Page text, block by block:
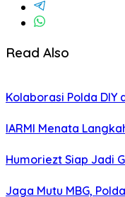
Read Also
Kolaborasi Polda DIY
IARMI Menata
Humoriezt Siap Jadi
Jaga Mutu MBG,